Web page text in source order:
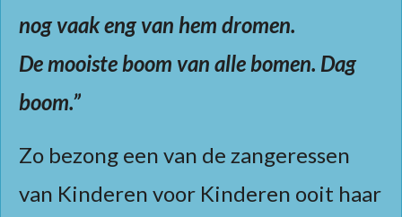
nog vaak eng van hem dromen.
De mooiste boom van alle bomen. Dag
boom.”
Zo bezong een van de zangeressen
van Kinderen voor Kinderen ooit haar